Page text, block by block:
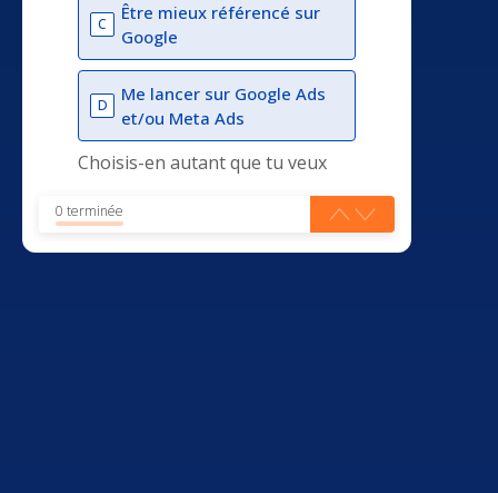
C
Être mieux référencé sur
Google
D
Me lancer sur Google Ads
et/ou Meta Ads
Choisis-en autant que tu veux
0 terminée